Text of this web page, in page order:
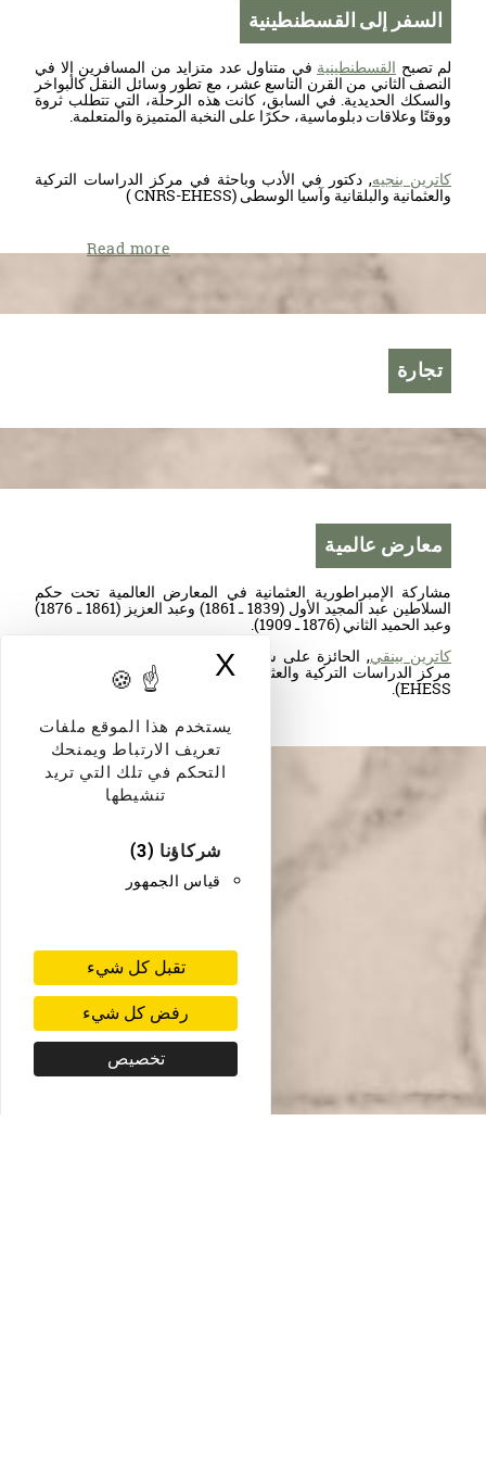
يستخدم هذا الموقع ملفات
تعريف الارتباط ويمنحك
التحكم في تلك التي تريد
تنشيطها
شركاؤنا (3)
قياس الجمهور
تقبل كل شيء
رفض كل شيء
تخصيص
Xإخفاء لافتة
السفر إلى القسطنطينية
لم تصبح القسطنطينيةفي متناول عدد متزايد من المسافرين إلا في
النصف الثاني من القرن التاسع عشر، مع تطور وسائل النقل كالبواخر
والسكك الحديدية. في السابق، كانت هذه الرحلة، التي تتطلب ثروة
ووقتًا وعلاقات دبلوماسية، حكرًا على النخبة المتميزة والمتعلمة.
كاترين بنجيه, دكتور في الأدب وباحثة في مركز الدراسات التركية
والعثمانية والبلقانية وآسيا الوسطى (CNRS-EHESS )
Read more
تجارة
معارض عالمية
مشاركة الإمبراطورية العثمانية في المعارض العالمية تحت حكم
السلاطين عبد المجيد الأول (1839 ـ 1861) وعبد العزيز (1861 ـ 1876)
وعبد الحميد الثاني (1876 ـ 1909).
كاترين بينقي , الحائزة على شهادة دكتوراه في الآداب والباحثة في
EHESS).
Read more